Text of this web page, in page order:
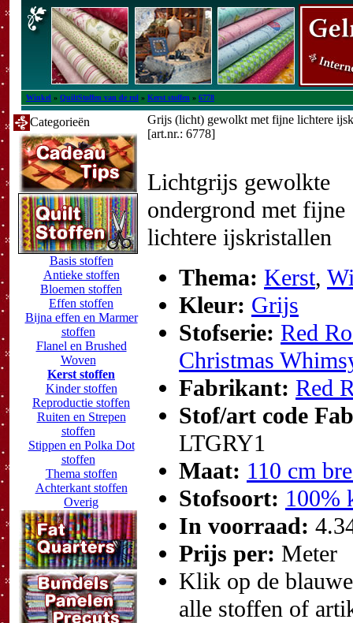
Winkel » QuiltStoffen van de rol » Kerst stoffen » 6778
Categorieën
Basis stoffen
Antieke stoffen
Bloemen stoffen
Effen stoffen
Bijna effen en Marmer
stoffen
Flanel en Brushed
Woven
Kerst stoffen
Kinder stoffen
Reproductie stoffen
Ruiten en Strepen
stoffen
Stippen en Polka Dot
stoffen
Thema stoffen
Achterkant stoffen
Overig
Grijs (licht) gewolkt met fijne lichtere
[art.nr.: 6778]
Lichtgrijs gewolkte
ondergrond met fijne
lichtere ijskristallen
Thema: Kerst,
Kleur: Grijs
Stofserie: Red
Christmas
Fabrikant: Red
Stof/art code
LTGRY1
Maat: 110 cm
Stofsoort: 100%
In voorraad:
Prijs per: Meter
Klik op de
alle stoffen of